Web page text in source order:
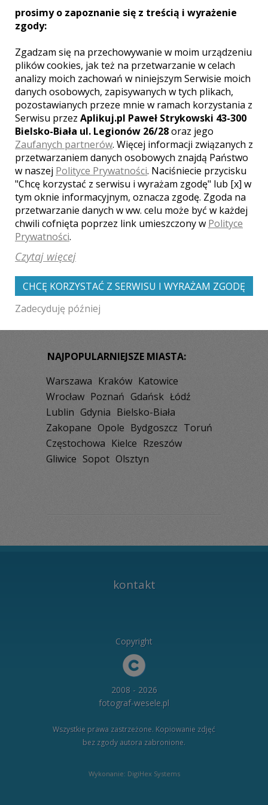
Zobacz więcej
Liczba pozycji:1
WOJEWÓDZTWO POMORSKIE –
ZOBACZ LISTĘ FOTOGRAFÓW Z
INNYCH MIAST:
Gdańsk Gdynia Sopot Wejherowo
Słupsk Malbork Tczew Rumia Reda
Kościerzyna
Pruszcz Gdański
Lębork
Władysławowo Ustka Bytów
NAJPOPULARNIEJSZE MIASTA:
Warszawa Kraków Katowice
Wrocław Poznań Gdańsk Łódź
Lublin Gdynia Bielsko-Biała
Zakopane Opole Bydgoszcz Toruń
Częstochowa Kielce Rzeszów
Gliwice Sopot Olsztyn
kontakt
Copyright
2008 - 2026
fotograf-wesele.pl
Wszystkie prawa zastrzeżone. Kopiowanie zdjęć
bez zgody autora zabronione.
Wykonanie: DigiHex Systems
prosimy o zapoznanie się z treścią i wyrażenie
zgody:
Zgadzam się na przechowywanie w moim urządzeniu
plików cookies, jak też na przetwarzanie w celach
analizy moich zachowań w niniejszym Serwisie moich
danych osobowych, zapisywanych w tych plikach,
pozostawianych przeze mnie w ramach korzystania z
Serwisu przez Aplikuj.pl Paweł Strykowski 43-300
Bielsko-Biała ul. Legionów 26/28oraz jego
Zaufanych partnerów. Więcej informacji związanych z
przetwarzaniem danych osobowych znajdą Państwo
w naszej Polityce Prywatności. Naciśniecie przycisku
"Chcę korzystać z serwisu i wyrażam zgodę" lub [x] w
tym oknie informacyjnym, oznacza zgodę. Zgoda na
przetwarzanie danych w ww. celu może być w każdej
chwili cofnięta poprzez link umieszczony w Polityce
Prywatności.
Czytaj więcej
CHCĘ KORZYSTAĆ Z SERWISU I WYRAŻAM ZGODĘ
Zadecyduję później